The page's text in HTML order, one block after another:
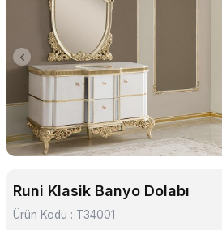
Runi Klasik Banyo Dolabı
Ürün Kodu : T34001